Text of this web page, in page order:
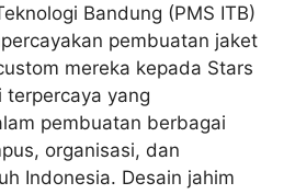
Bandung (PMS ITB)
pembuatan jaket
mereka kepada Stars
terpercaya yang
pembuatan berbagai
organisasi, dan
Indonesia. Desain jahim